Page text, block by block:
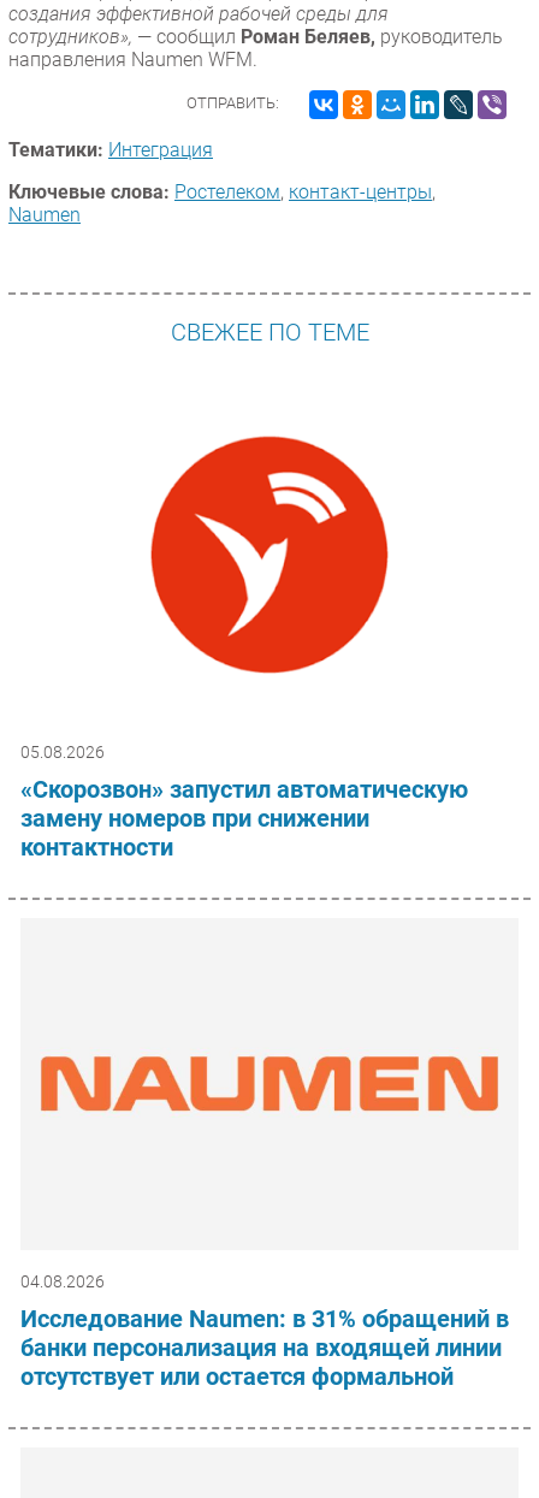
создания эффективной рабочей среды для
сотрудников», — сообщил Роман Беляев, руководитель
направления Naumen WFM.
ОТПРАВИТЬ:
Тематики: Интеграция
Ключевые слова: Ростелеком, контакт-центры,
Naumen
СВЕЖЕЕ ПО ТЕМЕ
05.08.2026
«Скорозвон» запустил автоматическую
замену номеров при снижении
контактности
04.08.2026
Исследование Naumen: в 31% обращений в
банки персонализация на входящей линии
отсутствует или остается формальной